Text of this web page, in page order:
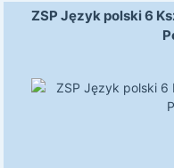
ZSP Język polski 6